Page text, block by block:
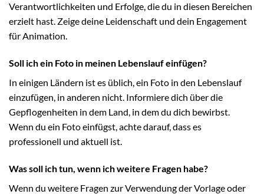
Verantwortlichkeiten und Erfolge, die du in diesen Bereichen
erzielt hast. Zeige deine Leidenschaft und dein Engagement
für Animation.
Soll ich ein Foto in meinen Lebenslauf einfügen?
In einigen Ländern ist es üblich, ein Foto in den Lebenslauf
einzufügen, in anderen nicht. Informiere dich über die
Gepflogenheiten in dem Land, in dem du dich bewirbst.
Wenn du ein Foto einfügst, achte darauf, dass es
professionell und aktuell ist.
Was soll ich tun, wenn ich weitere Fragen habe?
Wenn du weitere Fragen zur Verwendung der Vorlage oder